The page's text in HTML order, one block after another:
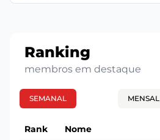
Ranking
membros em destaque
SEMANAL MENSAL
Rank Nome